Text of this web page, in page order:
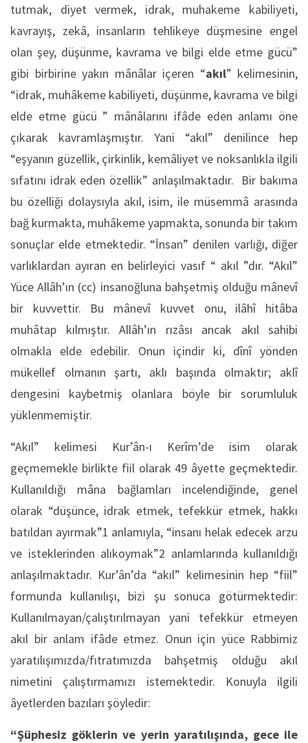
tutmak, diyet vermek, idrak, muhakeme kabiliyeti,
kavrayış, zekâ, insanların tehlikeye düşmesine engel
olan şey, düşünme, kavrama ve bilgi elde etme gücü”
gibi birbirine yakın mânâlar içeren “akıl” kelimesinin,
“idrak, muhâkeme kabiliyeti, düşünme, kavrama ve bilgi
elde etme gücü ” mânâlarını ifâde eden anlamı öne
çıkarak kavramlaşmıştır. Yani “akıl” denilince hep
“eşyanın güzellik, çirkinlik, kemâliyet ve noksanlıkla ilgili
sıfatını idrak eden özellik” anlaşılmaktadır. Bir bakıma
bu özelliği dolaysıyla akıl, isim, ile müsemmâ arasında
bağ kurmakta, muhâkeme yapmakta, sonunda bir takım
sonuçlar elde etmektedir. “İnsan” denilen varlığı, diğer
varlıklardan ayıran en belirleyici vasıf “ akıl ”dır. “Akıl”
Yüce Allâh’ın (cc) insanoğluna bahşetmiş olduğu mânevî
bir kuvvettir. Bu mânevî kuvvet onu, ilâhî hitâba
muhâtap kılmıştır. Allâh’ın rızâsı ancak akıl sahibi
olmakla elde edebilir. Onun içindir ki, dînî yönden
mükellef olmanın şartı, aklı başında olmaktır; aklî
dengesini kaybetmiş olanlara böyle bir sorumluluk
yüklenmemiştir.
“Akıl” kelimesi Kur’ân-ı Kerîm’de isim olarak
geçmemekle birlikte fiil olarak 49 âyette geçmektedir.
Kullanıldığı mâna bağlamları incelendiğinde, genel
olarak “düşünce, idrak etmek, tefekkür etmek, hakkı
batıldan ayırmak”1 anlamıyla, “insanı helak edecek arzu
ve isteklerinden alıkoymak”2 anlamlarında kullanıldığı
anlaşılmaktadır. Kur’ân’da “akıl” kelimesinin hep “fiil”
formunda kullanılışı, bizi şu sonuca götürmektedir:
Kullanılmayan/çalıştırılmayan yani tefekkür etmeyen
akıl bir anlam ifâde etmez. Onun için yüce Rabbimiz
yaratılışımızda/fıtratımızda bahşetmiş olduğu akıl
nimetini çalıştırmamızı istemektedir. Konuyla ilgili
âyetlerden bazıları şöyledir:
“Şüphesiz göklerin ve yerin yaratılışında, gece ile